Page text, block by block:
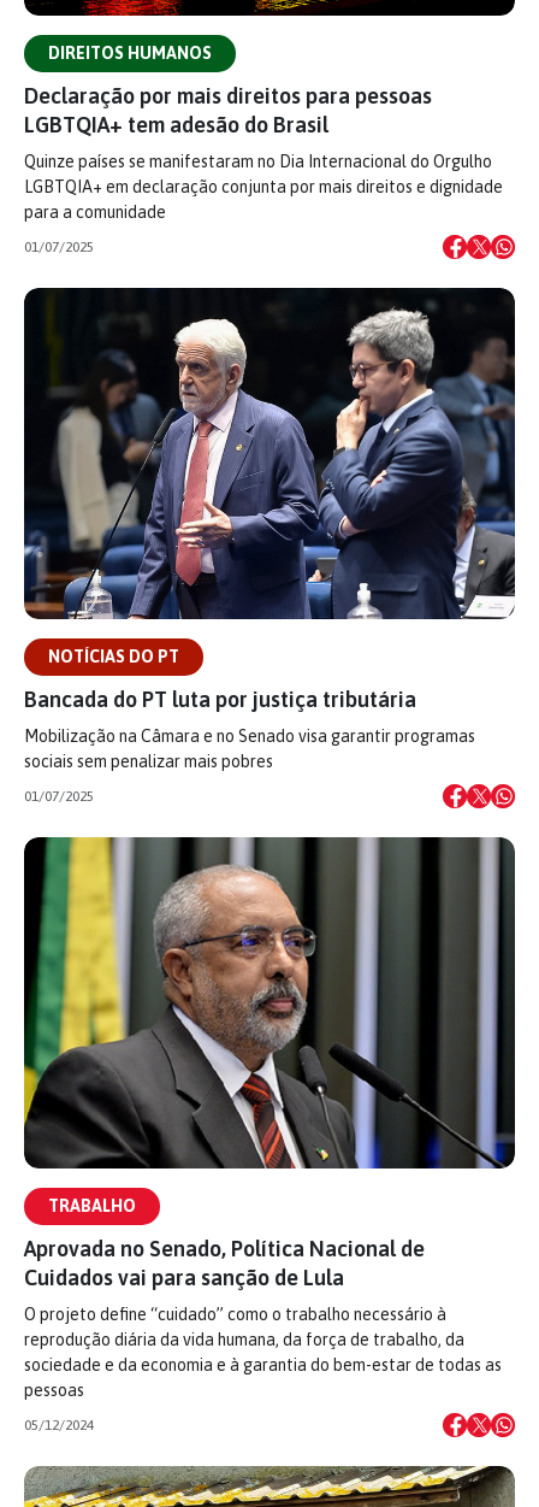
DIREITOS HUMANOS
Declaração por mais direitos para pessoas
LGBTQIA+ tem adesão do Brasil
Quinze países se manifestaram no Dia Internacional do Orgulho
LGBTQIA+ em declaração conjunta por mais direitos e dignidade
para a comunidade
01/07/2025
NOTÍCIAS DO PT
Bancada do PT luta por justiça tributária
Mobilização na Câmara e no Senado visa garantir programas
sociais sem penalizar mais pobres
01/07/2025
TRABALHO
Aprovada no Senado, Política Nacional de
Cuidados vai para sanção de Lula
O projeto define “cuidado” como o trabalho necessário à
reprodução diária da vida humana, da força de trabalho, da
sociedade e da economia e à garantia do bem-estar de todas as
pessoas
05/12/2024